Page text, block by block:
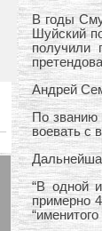
В годы
Шуйский
получили
Андрей
По званию
воевать с
“В одной
примерно